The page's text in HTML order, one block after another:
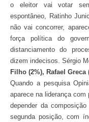
o eleitor vai votar
espontâneo, Ratinho
não vai concorrer,
força política do
distanciamento do
dizem indecisos. Sérgio
Filho (2%), Rafael Greca
Quando a pesquisa
aparece na liderança
depender da
segunda posição, com